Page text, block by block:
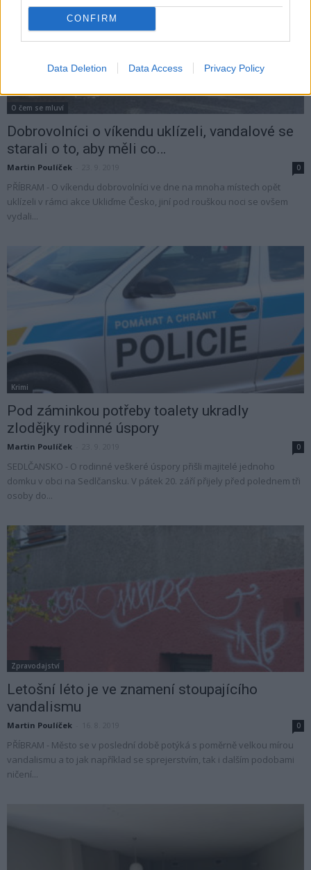
CONFIRM
Data Deletion Data Access Privacy Policy
O čem se mluví
Dobrovolníci o víkendu uklízeli, vandalové se
starali o to, aby měli co…
Martin Poulíček 0
PŘÍBRAM - O víkendu dobrovolníci ve dne na mnoha místech opět
uklízeli v rámci akce Ukliďme Česko, jiní pod rouškou noci se ovšem
vydali...
Krimi
Pod záminkou potřeby toalety ukradly
zlodějky rodinné úspory
Martin Poulíček 0
SEDLČANSKO - O rodinné veškeré úspory přišli majitelé jednoho
domku v obci na Sedlčansku. V pátek 20. září přijely před polednem tři
osoby do...
Zpravodajství
Letošní léto je ve znamení stoupajícího
vandalismu
Martin Poulíček 0
PŘÍBRAM - Město se v poslední době potýká s poměrně velkou mírou
vandalismu a to jak například se sprejerstvím, tak i dalším podobami
ničení...